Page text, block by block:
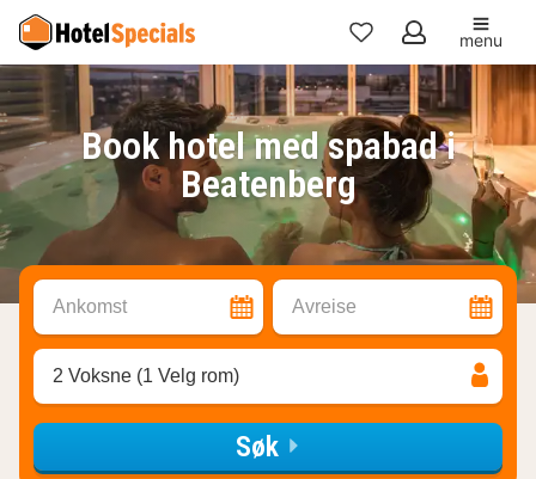
Mine
favoritter
menu
Book hotel med spabad i
Beatenberg
Ankomst Avreise
2 Voksne (1 Velg rom)
Søk